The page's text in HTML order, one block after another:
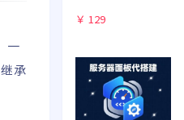
一
承
门教程
￥ 129